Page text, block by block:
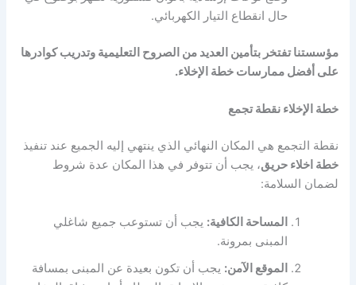
حال انقطاع التيار الكهربائي.
مؤسستنا تفتخر بتأمين العديد من الصروح التعليمية وتدريب كوادرها
على أفضل ممارساتخطة الإخلاء.
خطة الإخلاء نقطة تجمع
نقطة التجمع هي المكان النهائي الذي ينتهي إليه الجميع عند تنفيذ
خطة اخلاء حريق، يجب أن تتوفر في هذا المكان عدة شروط
لضمان السلامة:
المساحة الكافية: يجب أن تستوعب جميع شاغلي
المبنى بمرونة.
الموقع الآمن: يجب أن تكون بعيدة عن المبنى بمسافة